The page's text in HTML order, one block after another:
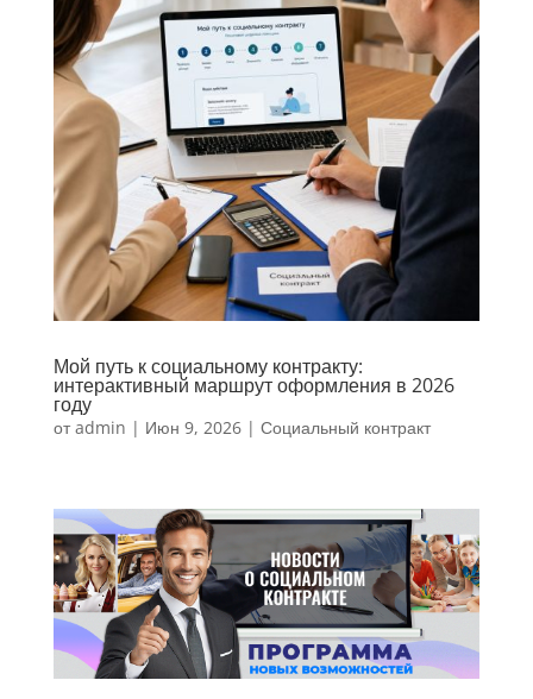
Мой путь к социальному контракту:
интерактивный маршрут оформления в 2026
году
отadmin | Июн 9, 2026| Социальный контракт